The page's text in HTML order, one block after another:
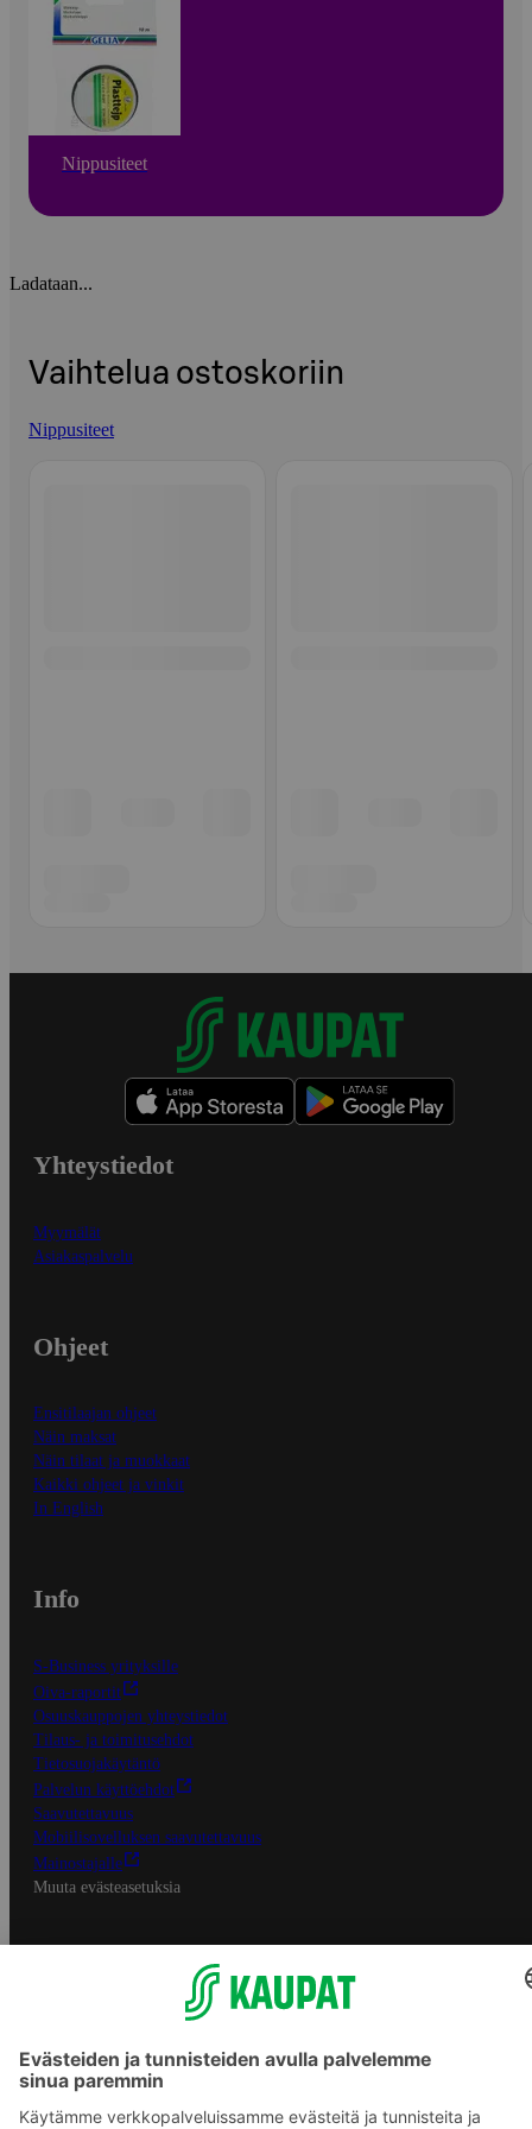
Nippusiteet
Ladataan...
Vaihtelua ostoskoriin
Nippusiteet
Yhteystiedot
Myymälät
Asiakaspalvelu
Ohjeet
Ensitilaajan ohjeet
Näin maksat
Näin tilaat ja muokkaat
Kaikki ohjeet ja vinkit
In English
Info
S-Business yrityksille
Oiva-raportit
Osuuskauppojen yhteystiedot
Tilaus- ja toimitusehdot
Tietosuojakäytäntö
Palvelun käyttöehdot
Saavutettavuus
Mobiilisovelluksen saavutettavuus
Mainostajalle
Muuta evästeasetuksia
S-ryhmän palvelut
Asiakasomistajuus
S-ostoslista -sovellus